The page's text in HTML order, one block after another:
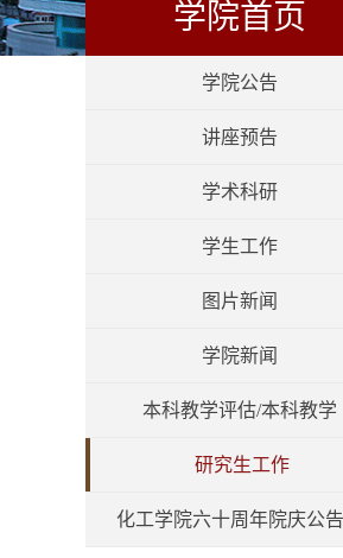
学院首页
学院公告
讲座预告
学术科研
学生工作
图片新闻
学院新闻
本科教学评估/本科教学
研究生工作
化工学院六十周年院庆公